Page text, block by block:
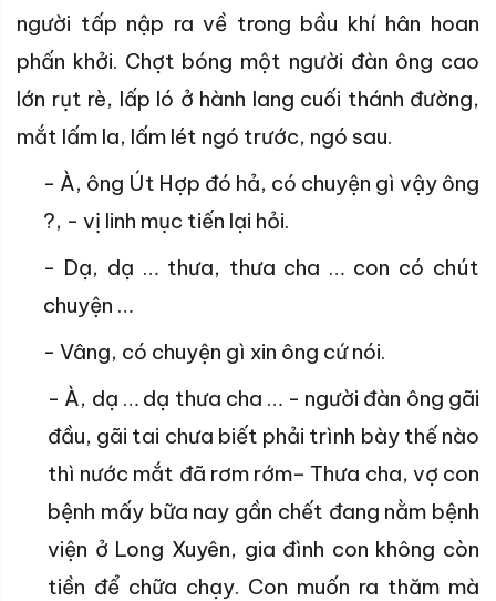
người tấp nập ra về trong bầu khí hân hoan
phấn khởi. Chợt bóng một người đàn ông cao
lớn rụt rè, lấp ló ở hành lang cuối thánh đường,
mắt lấm la, lấm lét ngó trước, ngó sau.
- À, ông Út Hợp đó hả, có chuyện gì vậy ông
?, - vị linh mục tiến lại hỏi.
- Dạ, dạ … thưa, thưa cha … con có chút
chuyện …
- Vâng, có chuyện gì xin ông cứ nói.
- À, dạ … dạ thưa cha … - người đàn ông gãi
đầu, gãi tai chưa biết phải trình bày thế nào
thì nước mắt đã rơm rớm– Thưa cha, vợ con
bệnh mấy bữa nay gần chết đang nằm bệnh
viện ở Long Xuyên, gia đình con không còn
tiền để chữa chạy. Con muốn ra thăm mà